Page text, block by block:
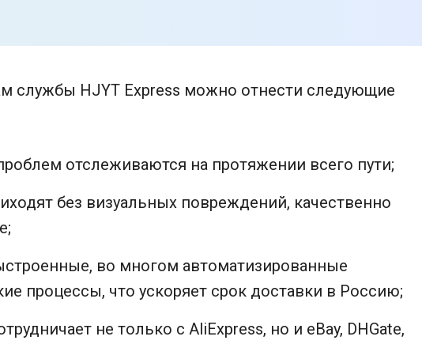
службы HJYT Express можно отнести следующие
отслеживаются на протяжении всего пути;
без визуальных повреждений, качественно
во многом автоматизированные
процессы, что ускоряет срок доставки в Россию;
не только с AliExpress, но и eBay, DHGate,